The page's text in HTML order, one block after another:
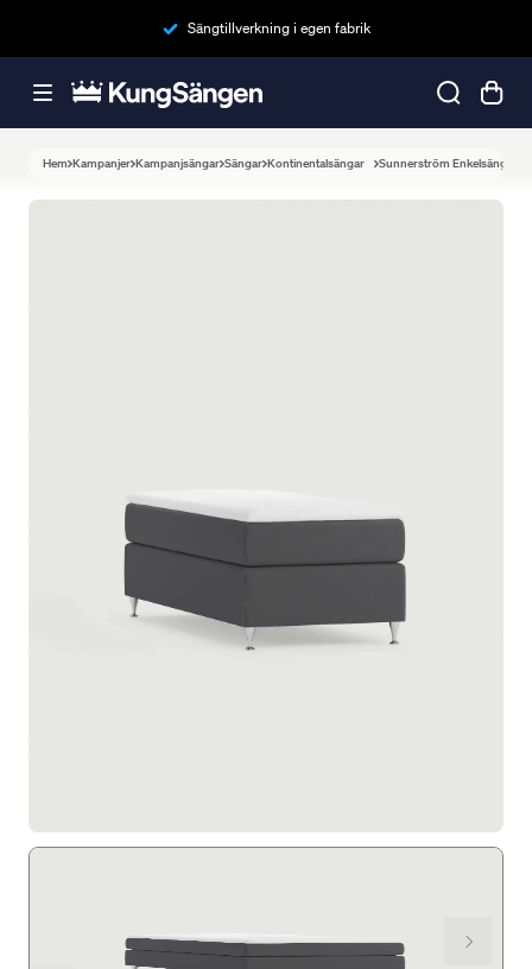
Sängtillverkning i egen fabrik
Hem Kampanjer Kampanjsängar Sängar Kontinentalsängar Sunnerström Enkelsäng